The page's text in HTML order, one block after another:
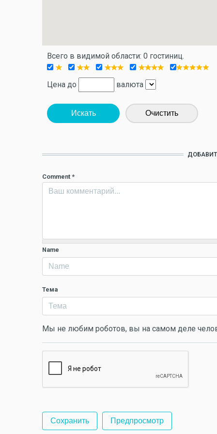
Всего в видимой области: 0 гостиниц.
Цена до валюта
Искать Очистить
Comment *
Name
Тема
Мы не любим роботов, вы на самом деле